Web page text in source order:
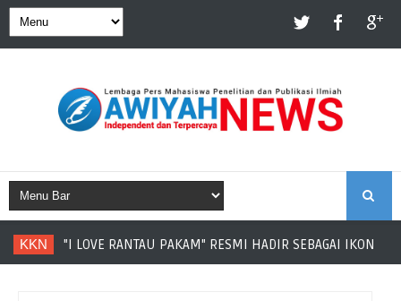
KKN "I LOVE RANTAU PAKAM" RESMI HADIR SEBAGAI IKON